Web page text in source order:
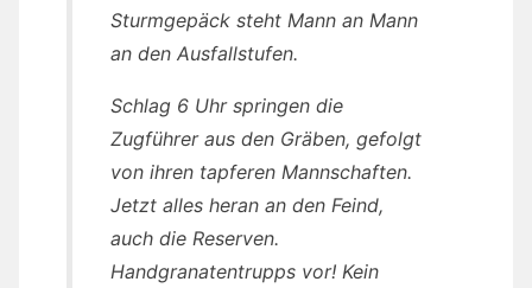
Sturmgepäck steht Mann an Mann
an den Ausfallstufen.
Schlag 6 Uhr springen die
Zugführer aus den Gräben, gefolgt
von ihren tapferen Mannschaften.
Jetzt alles heran an den Feind,
auch die Reserven.
Handgranatentrupps vor! Kein